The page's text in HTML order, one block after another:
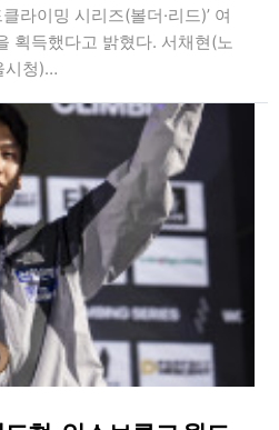
라이밍 시리즈(볼더·리드)’ 여
획득했다고 밝혔다. 서채현(노
시청)…